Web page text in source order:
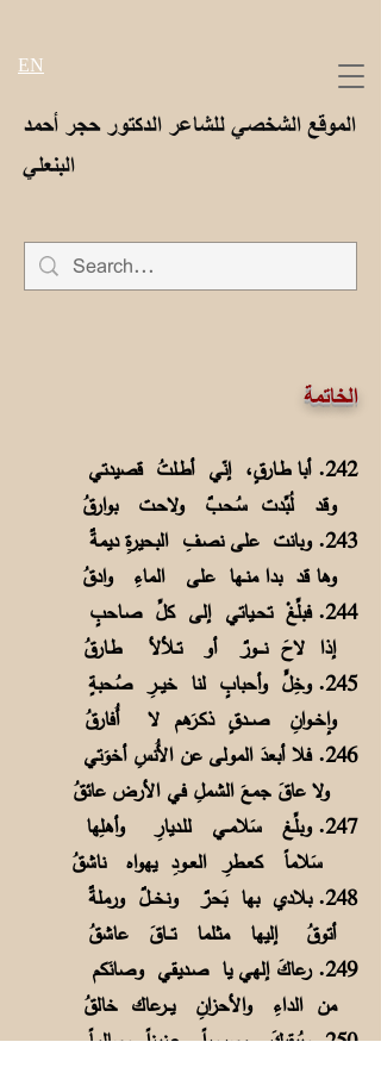
الموقع الشخصي للشاعر الدكتور حجر أحمد
البنعلي
EN
الخاتمة
242. أبا طـارقٍ، إنّي أطـلتُ قصيدتي
وقد لُبِّدت سُـحـبٌ ولاحـت بوارقُ
243. وبانت على نصـفِ البحيرةِ ديمةٌ
وها قد بدا منــها على الماءِ وادقُ
244. فبلِّغْ تحــياتي إلى كلِّ صـاحبٍ
إذا لاحَ نـــــورٌ أو تــلألأ طـارقُ
245. وخِلٍّ وأحبابٍ لنا خيـــرِ صُحبةٍ
وإخــوانِ صـــدقٍ ذكـرَهم لا أُفارقُ
246. فلا أبعدَ المولى عن الأُنسِ أخوَتي
ولا عاقَ جمعَ الشملِ في الأرض عائقُ
247. وبلِّـغ سَلامــي للـديارِ وأهلِها
سَلاماً كعــطرِ العــودِ يهواه ناشقُ
248. بلادي بها بَحرٌ ونخـــلٌ ورملةٌ
أتوقُ إليها مثـلما تــــاقَ عاشقُ
249. رعاكَ إلهي يا صـديقي وصانَكم
من الداءِ والأحزانِ يـــرعاك خالقُ
250. ويُبقيكَ مسروراً عـزيزاً وسالماً